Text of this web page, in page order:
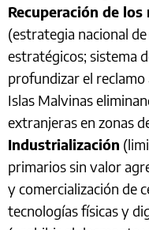
Recuperación de
(estrategia nacional
estratégicos; sistema
profundizar el
Islas Malvinas
extranjeras en zonas
Industrialización
primarios sin valor
y comercialización de
tecnologías físicas y